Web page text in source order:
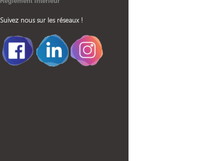
Suivez nous sur les réseaux !